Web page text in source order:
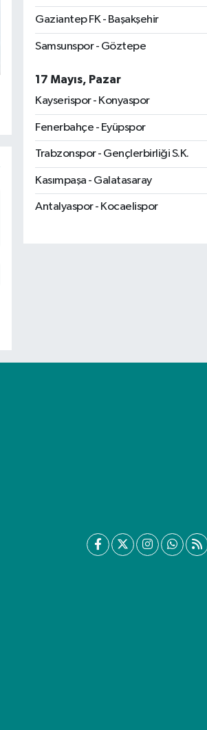
Gaziantep FK - Başakşehir
Samsunspor - Göztepe
17 Mayıs, Pazar
Kayserispor - Konyaspor
Fenerbahçe - Eyüpspor
Trabzonspor - Gençlerbirliği S.K.
Kasımpaşa - Galatasaray
Antalyaspor - Kocaelispor